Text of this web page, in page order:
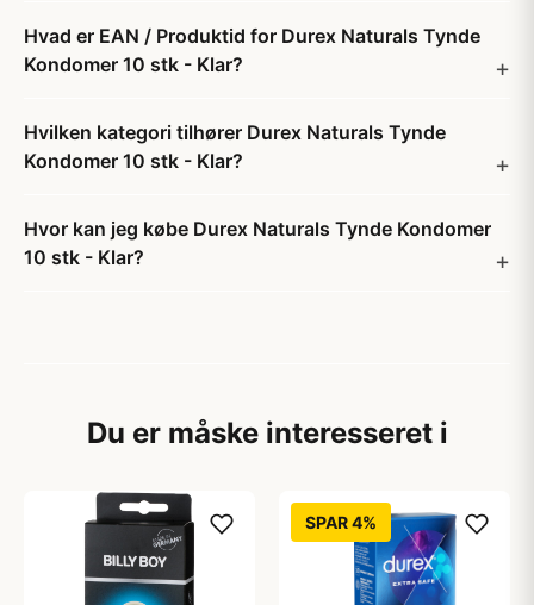
Hvad er EAN / Produktid for Durex Naturals Tynde
Kondomer 10 stk - Klar?
Hvilken kategori tilhører Durex Naturals Tynde
Kondomer 10 stk - Klar?
Hvor kan jeg købe Durex Naturals Tynde Kondomer
10 stk - Klar?
Du er måske interesseret i
SPAR 4%